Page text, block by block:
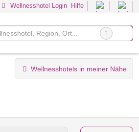
Wellnesshotel Login Hilfe
Wellnesshotels in meiner Nähe